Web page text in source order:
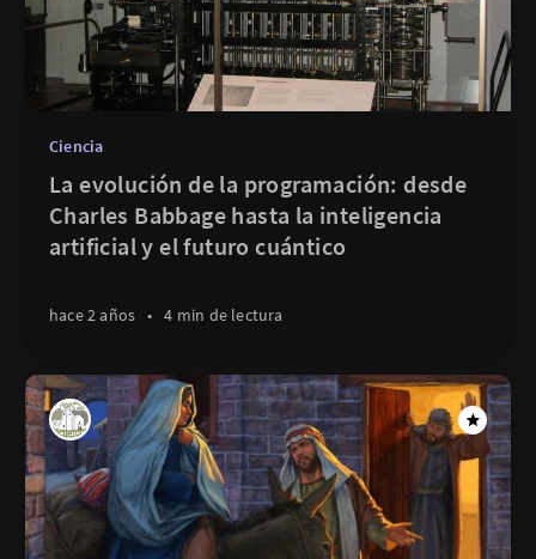
Ciencia
La evolución de la programación: desde
Charles Babbage hasta la inteligencia
artificial y el futuro cuántico
hace 2 años • 4 min de lectura